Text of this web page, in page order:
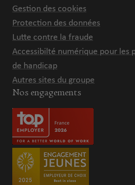
Gestion des cookies
Protection des données
Lutte contre la fraude
Accessibilté numérique pour les
de handicap
Autres sites du groupe
Nos engagements